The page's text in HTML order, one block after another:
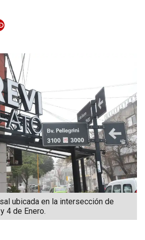
ubicada en la intersección de
4 de Enero.